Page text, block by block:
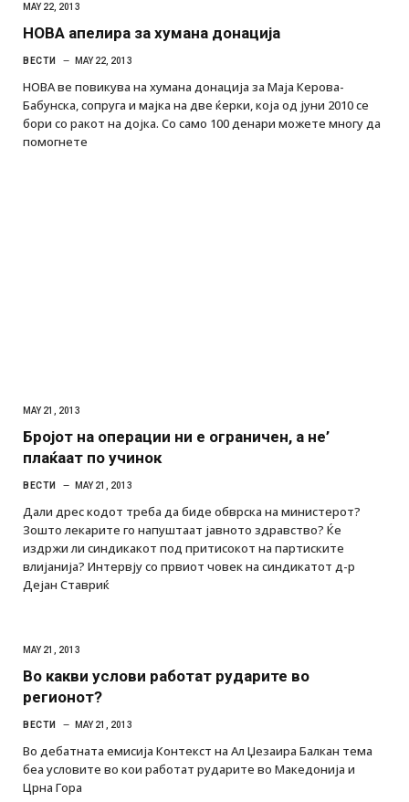
MAY 22, 2013
НОВА апелира за хумана донација
ВЕСТИ MAY 22, 2013
НОВА ве повикува на хумана донација за Маја Керова-
Бабунска, сопруга и мајка на две ќерки, која од јуни 2010 се
бори со ракот на дојка. Со само 100 денари можете многу да
помогнете
MAY 21, 2013
Бројот на операции ни е ограничен, а не’
плаќаат по учинок
ВЕСТИ MAY 21, 2013
Дали дрес кодот треба да биде обврска на министерот?
Зошто лекарите го напуштаат јавното здравство? Ќе
издржи ли синдикакот под притисокот на партиските
влијанија? Интервју со првиот човек на синдикатот д-р
Дејан Ставриќ
MAY 21, 2013
Во какви услови работат рударите во
регионот?
ВЕСТИ MAY 21, 2013
Во дебатната емисија Контекст на Ал Џезаира Балкан тема
беа условите во кои работат рударите во Македонија и
Црна Гора